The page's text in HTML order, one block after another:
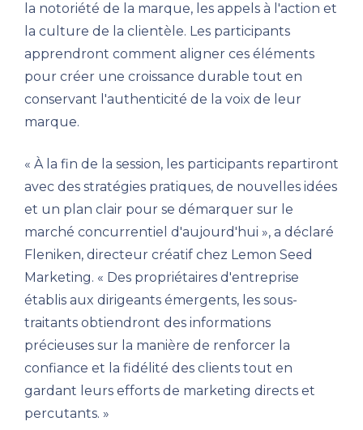
la notoriété de la marque, les appels à l'action et
la culture de la clientèle. Les participants
apprendront comment aligner ces éléments
pour créer une croissance durable tout en
conservant l'authenticité de la voix de leur
marque.
« À la fin de la session, les participants repartiront
avec des stratégies pratiques, de nouvelles idées
et un plan clair pour se démarquer sur le
marché concurrentiel d'aujourd'hui », a déclaré
Fleniken, directeur créatif chez Lemon Seed
Marketing. « Des propriétaires d'entreprise
établis aux dirigeants émergents, les sous-
traitants obtiendront des informations
précieuses sur la manière de renforcer la
confiance et la fidélité des clients tout en
gardant leurs efforts de marketing directs et
percutants. »